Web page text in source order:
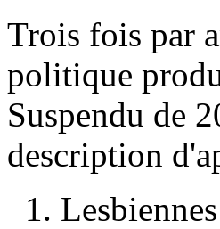
Trois fois par
politique
Suspendu de
description
1.